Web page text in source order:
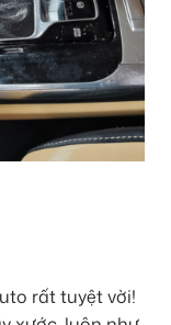
rất tuyệt vời!